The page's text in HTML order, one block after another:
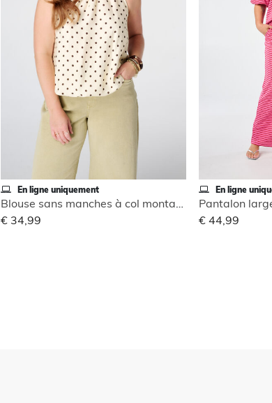
En ligne uniquement
Blouse sans manches à col montant
€ 34,99
En ligne
Pantalon
€ 44,99